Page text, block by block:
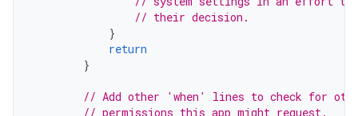
// their decision.
}
return
}
// Add other 'when' lines to check for
// permissions this app might request.